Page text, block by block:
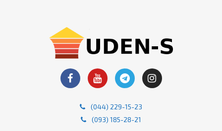
(044) 229-15-23
(093) 185-28-21